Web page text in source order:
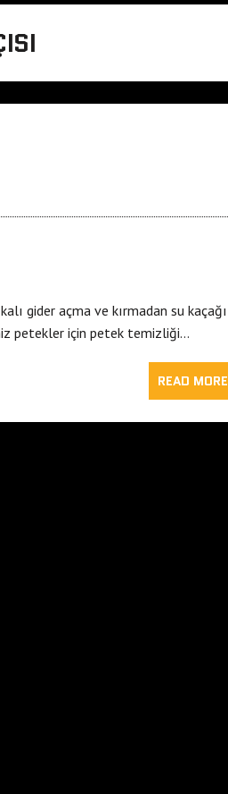
gider açma ve kırmadan su kaçağı
petekler için petek temizliği…
READ MORE